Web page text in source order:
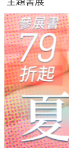
◆ 各種海洋生
◆ 海洋生物博
◆ 珊瑚礁生態
◆ 藍鯨魚的身
◆ 人類活動如
◆ 海洋廢棄物
◆ 全球暖化對
◆ 如何保護我